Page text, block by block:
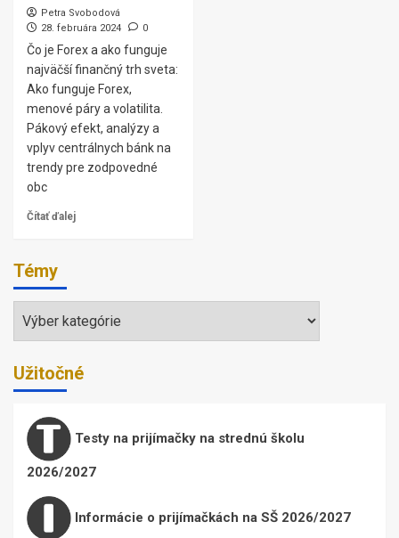
Petra Svobodová
28. februára 2024
0
Čo je Forex a ako funguje
najväčší finančný trh sveta:
Ako funguje Forex,
menové páry a volatilita.
Pákový efekt, analýzy a
vplyv centrálnych bánk na
trendy pre zodpovedné
obc
Čítať ďalej
Témy
Témy
Užitočné
Testy na prijímačky na strednú školu
2026/2027
Informácie o prijímačkách na SŠ 2026/2027